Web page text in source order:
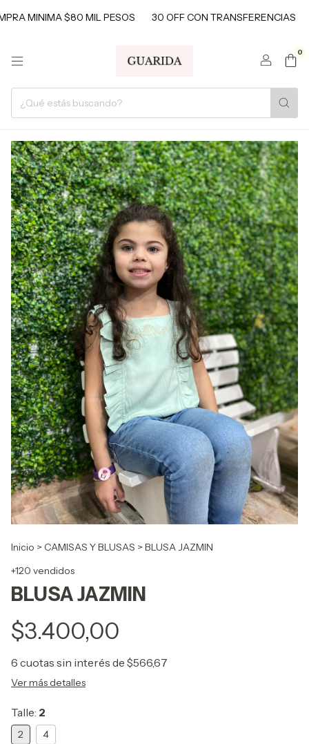
MINIMA $80 MIL PESOS 30 OFF CON TRANSFERENCIAS
0
Inicio > CAMISAS Y BLUSAS > BLUSA JAZMIN
+120 vendidos
BLUSA JAZMIN
$3.400,00
6 cuotas sin interés de $566,67
Ver más detalles
Talle: 2
2 4